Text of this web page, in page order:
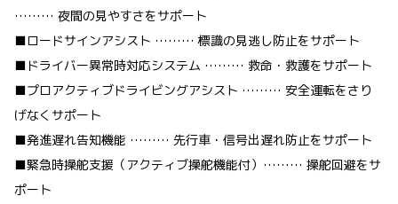
……… 夜間の見やすさをサポート
■ロードサインアシスト ……… 標識の見逃し防止をサポート
■ドライバー異常時対応システム ……… 救命・救護をサポート
■プロアクティブドライビングアシスト ……… 安全運転をさり
げなくサポート
■発進遅れ告知機能 ……… 先行車・信号出遅れ防止をサポート
■緊急時操舵支援（アクティブ操舵機能付）……… 操舵回避をサ
ポート